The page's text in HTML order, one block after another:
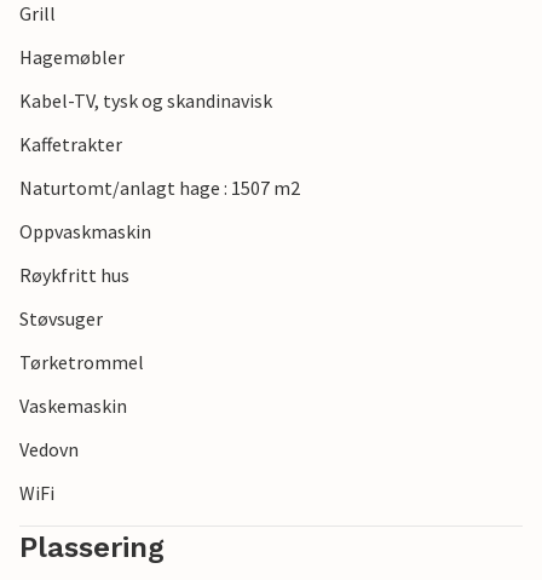
Grill
Hagemøbler
Kabel-TV, tysk og skandinavisk
Kaffetrakter
Naturtomt/anlagt hage : 1507 m2
Oppvaskmaskin
Røykfritt hus
Støvsuger
Tørketrommel
Vaskemaskin
Vedovn
WiFi
Plassering